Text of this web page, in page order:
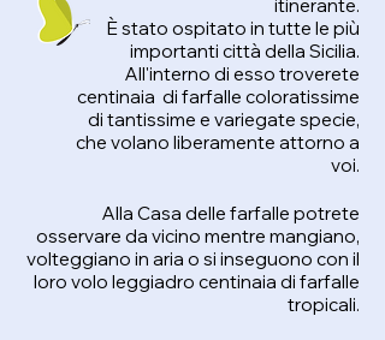
itinerante.
È stato ospitato in tutte le più
importanti città della Sicilia.
All'interno di esso troverete
centinaia di farfalle coloratissime
di tantissime e variegate specie,
che volano liberamente attorno a
voi.
Alla Casa delle farfalle potrete
osservare da vicino mentre mangiano,
volteggiano in aria o si inseguono con il
loro volo leggiadro centinaia di farfalle
tropicali.